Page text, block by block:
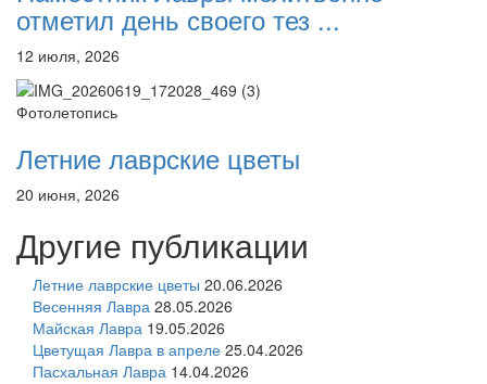
отметил день своего тез ...
12 июля, 2026
Фотолетопись
Летние лаврские цветы
20 июня, 2026
Другие публикации
Летние лаврские цветы 20.06.2026
Весенняя Лавра 28.05.2026
Майская Лавра 19.05.2026
Цветущая Лавра в апреле 25.04.2026
Пасхальная Лавра 14.04.2026